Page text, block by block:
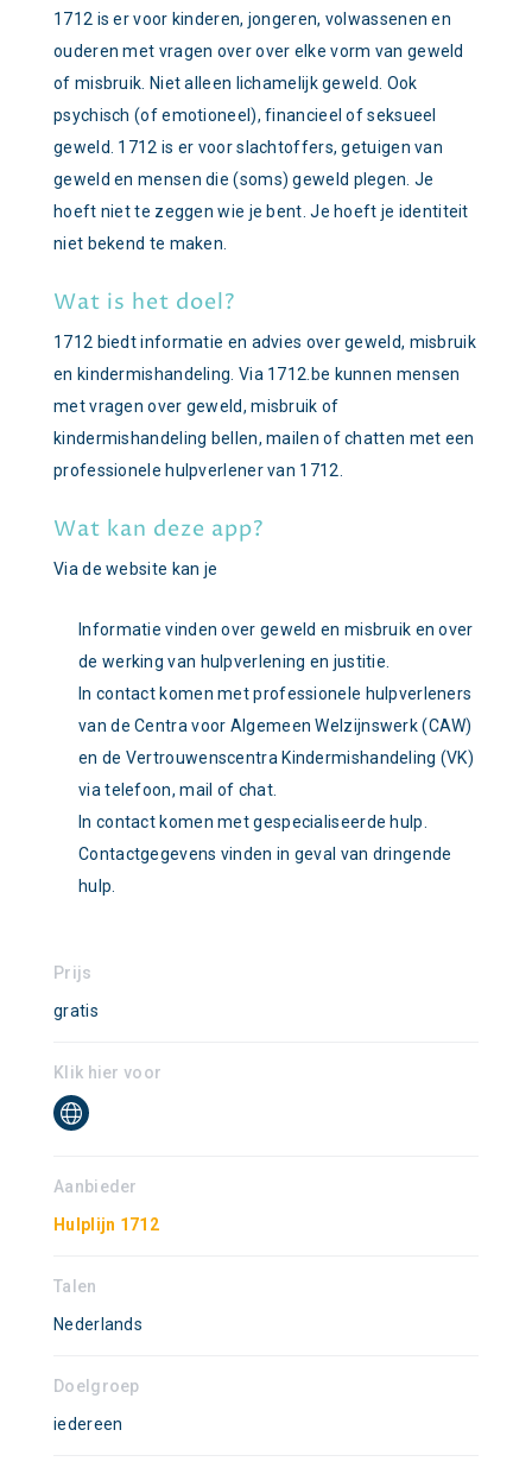
1712 is er voor kinderen, jongeren, volwassenen en
ouderen met vragen over over elke vorm van geweld
of misbruik. Niet alleen lichamelijk geweld. Ook
psychisch (of emotioneel), financieel of seksueel
geweld. 1712 is er voor slachtoffers, getuigen van
geweld en mensen die (soms) geweld plegen. Je
hoeft niet te zeggen wie je bent. Je hoeft je identiteit
niet bekend te maken.
Wat is het doel?
1712 biedt informatie en advies over geweld, misbruik
en kindermishandeling. Via 1712.be kunnen mensen
met vragen over geweld, misbruik of
kindermishandeling bellen, mailen of chatten met een
professionele hulpverlener van 1712.
Wat kan deze app?
Via de website kan je
Informatie vinden over geweld en misbruik en over
de werking van hulpverlening en justitie.
In contact komen met professionele hulpverleners
van de Centra voor Algemeen Welzijnswerk (CAW)
en de Vertrouwenscentra Kindermishandeling (VK)
via telefoon, mail of chat.
In contact komen met gespecialiseerde hulp.
Contactgegevens vinden in geval van dringende
hulp.
Prijs
gratis
Klik hier voor
Aanbieder
Hulplijn 1712
Talen
Nederlands
Doelgroep
iedereen